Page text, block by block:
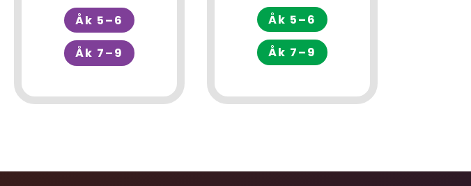
Åk 5–6
Åk 7–9
Åk 5–6
Åk 7–9